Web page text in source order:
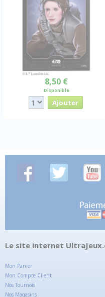
8,50 €
Disponible
Le site internet
Mon Panier
Mon Compte Client
Nos Tournois
Nos Magasins